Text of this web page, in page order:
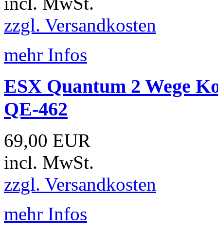
zzgl. Versandkosten
mehr Infos
ESX Quantum 2 Wege
QE-462
69,00 EUR
incl. MwSt.
zzgl. Versandkosten
mehr Infos